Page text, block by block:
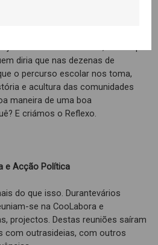
diria que nas dezenas de
o percurso escolar nos toma,
e acultura das comunidades
maneira de uma boa
E criámos o Reflexo.
e Acção Política
do que isso. Durantevários
se na CooLabora e
projectos. Destas reuniões saíram
com outrasideias, com outros